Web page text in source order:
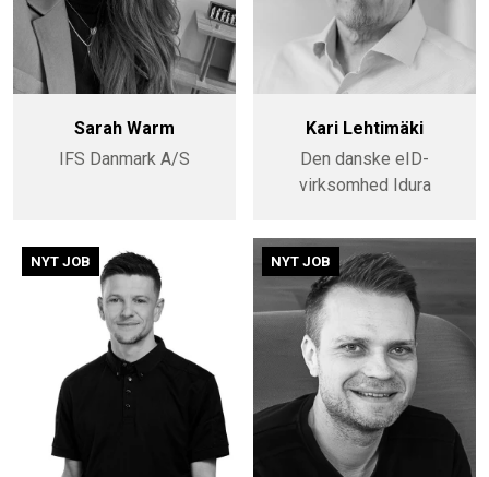
Sarah Warm
IFS Danmark A/S
Kari Lehtimäki
Den danske eID-
virksomhed Idura
NYT JOB NYT JOB